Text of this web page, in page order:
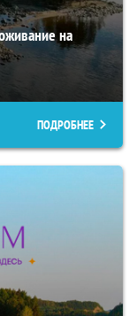
на
ПОДРОБНЕЕ